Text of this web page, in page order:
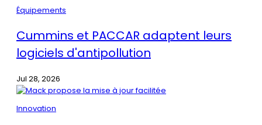
Équipements
Cummins et PACCAR adaptent leurs
logiciels d'antipollution
Jul 28, 2026
Innovation